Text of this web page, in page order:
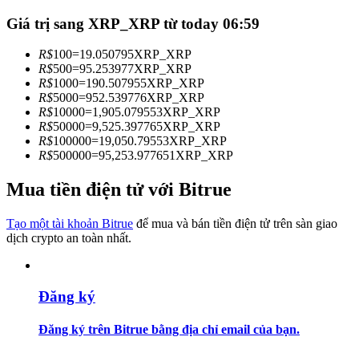
Tận hưởng chia sẻ lợi nhuận và hoa hồng giao dịch sao chép
Thông tin
Giá trị sang XRP_XRP từ today 06:59
R$100=19.050795XRP_XRP
R$500=95.253977XRP_XRP
R$1000=190.507955XRP_XRP
R$5000=952.539776XRP_XRP
R$10000=1,905.079553XRP_XRP
R$50000=9,525.397765XRP_XRP
R$100000=19,050.79553XRP_XRP
R$500000=95,253.977651 XRP_XRP
Mua tiền điện tử với Bitrue
Tạo một tài khoản Bitrue để mua và bán tiền điện tử trên sàn giao
dịch crypto an toàn nhất.
Đăng ký
Đăng ký trên Bitrue bằng địa chỉ email của bạn.